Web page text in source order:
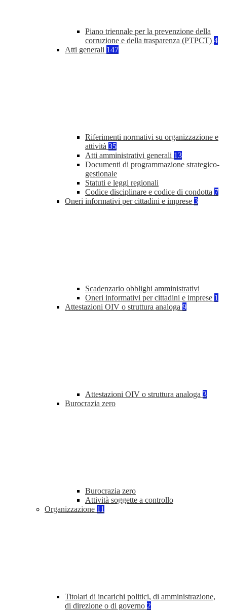
Piano triennale per la prevenzione della
corruzione e della trasparenza (PTPCT) 4
Atti generali 147
Riferimenti normativi su organizzazione e
attività 35
Atti amministrativi generali 13
Documenti di programmazione strategico-
gestionale
Statuti e leggi regionali
Codice disciplinare e codice di condotta 7
Oneri informativi per cittadini e imprese 3
Scadenzario obblighi amministrativi
Oneri informativi per cittadini e imprese 1
Attestazioni OIV o struttura analoga 9
Attestazioni OIV o struttura analoga 3
Burocrazia zero
Burocrazia zero
Attività soggette a controllo
Organizzazione 11
Titolari di incarichi politici, di amministrazione,
di direzione o di governo 2